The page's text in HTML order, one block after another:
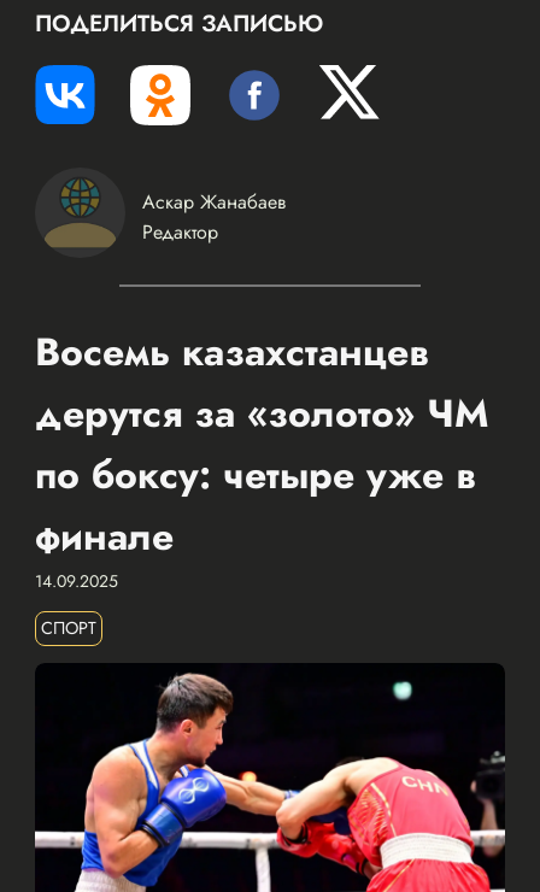
ПОДЕЛИТЬСЯ ЗАПИСЬЮ
Аскар Жанабаев
Редактор
Восемь казахстанцев
дерутся за «золото» ЧМ
по боксу: четыре уже в
финале
14.09.2025
СПОРТ